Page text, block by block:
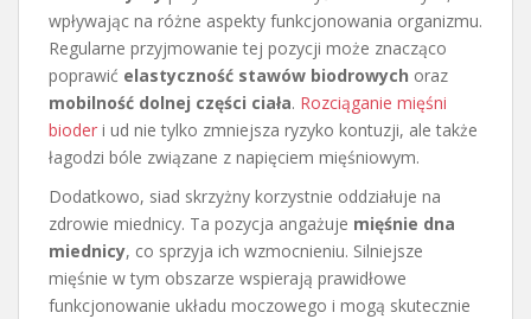
wpływając na różne aspekty funkcjonowania organizmu.
Regularne przyjmowanie tej pozycji może znacząco
poprawić elastyczność stawów biodrowych oraz
mobilność dolnej części ciała. Rozciąganie mięśni
bioder i ud nie tylko zmniejsza ryzyko kontuzji, ale także
łagodzi bóle związane z napięciem mięśniowym.
Dodatkowo, siad skrzyżny korzystnie oddziałuje na
zdrowie miednicy. Ta pozycja angażuje mięśnie dna
miednicy, co sprzyja ich wzmocnieniu. Silniejsze
mięśnie w tym obszarze wspierają prawidłowe
funkcjonowanie układu moczowego i mogą skutecznie